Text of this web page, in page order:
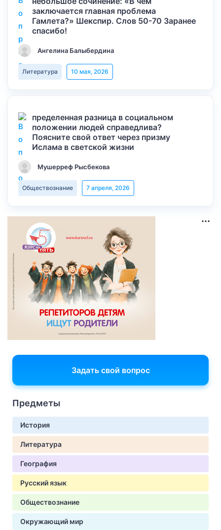
заключается главная проблема
Гамлета?» Шекспир. Слов 50-70 Заранее
спасибо!
Ангелина Балыбердина
Литература 10 мая, 2026
пределенная разница в социальном
положении людей справедлива?
Поясните свой ответ через призму
Ислама в светской жизни
Мушерреф Рысбекова
Обществознание 7 апреля, 2026
Задать свой вопрос
Предметы
История
Литература
География
Русский язык
Обществознание
Окружающий мир